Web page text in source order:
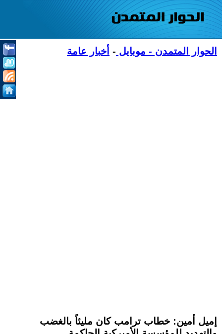
الحوار المتمدن - موبايل - أخبار عامة
إميل أمين: خطاب ترامب كان مليئاً بالغضب